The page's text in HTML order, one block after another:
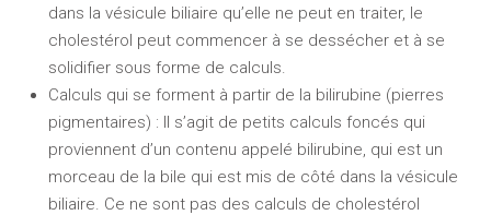
dans la vésicule biliaire qu’elle ne peut en traiter, le
cholestérol peut commencer à se dessécher et à se
solidifier sous forme de calculs.
Calculs qui se forment à partir de la bilirubine (pierres
pigmentaires) : Il s’agit de petits calculs foncés qui
proviennent d’un contenu appelé bilirubine, qui est un
morceau de la bile qui est mis de côté dans la vésicule
biliaire. Ce ne sont pas des calculs de cholestérol